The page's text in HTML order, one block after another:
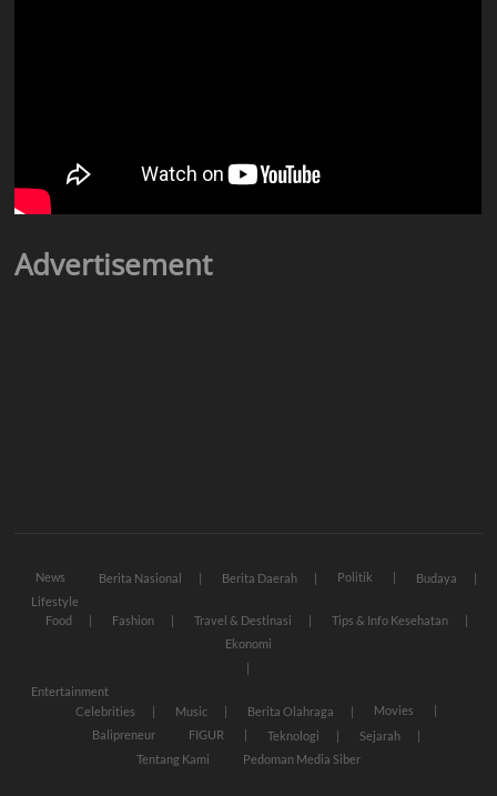
Advertisement
News Berita Nasional Berita Daerah Politik
Budaya
Lifestyle
Food
Fashion Travel & Destinasi
Tips & Info Kesehatan
Ekonomi
Entertainment
Celebrities
Music Berita Olahraga
Movies
Balipreneur
FIGUR Teknologi
Sejarah
Tentang Kami
Pedoman Media Siber